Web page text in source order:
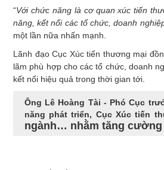
“Vớichức năng là cơ quan xúc tiến
năng, kết nối các tổ chức, doanh
một lần nữa nhấn mạnh.
Lãnh đạo Cục Xúc tiến thương mại
lãm phù hợp cho các tổ chức, doanh
kết nối hiệu quả trong thời gian tới.
Ông Lê Hoàng Tài - Phó Cục
năng phát triển, Cục Xúc tiến
ngành… nhằm tăng